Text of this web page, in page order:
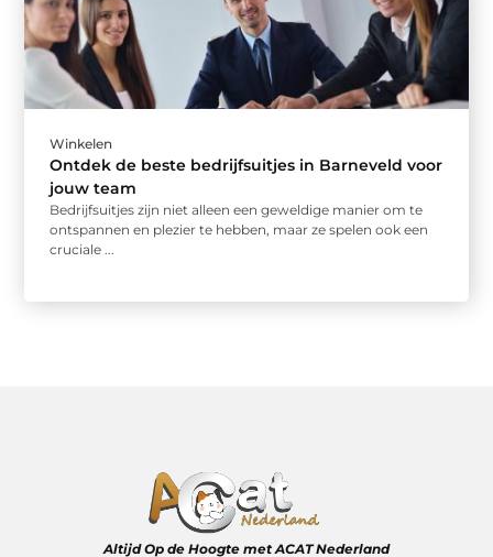
Winkelen
Ontdek de beste bedrijfsuitjes in Barneveld voor
jouw team
Bedrijfsuitjes zijn niet alleen een geweldige manier om te
ontspannen en plezier te hebben, maar ze spelen ook een
cruciale ...
Altijd Op de Hoogte met ACAT Nederland